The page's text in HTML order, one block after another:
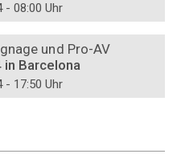
- 08:00 Uhr
und Pro-AV
in Barcelona
- 17:50 Uhr